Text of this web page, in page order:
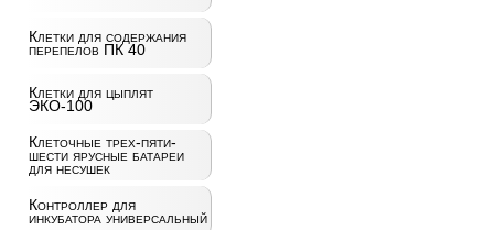
Клетки для содержания
перепелов ПК 40
Клетки для цыплят
ЭКО-100
Клеточные трех-пяти-
шести ярусные батареи
для несушек
Контроллер для
инкубатора универсальный